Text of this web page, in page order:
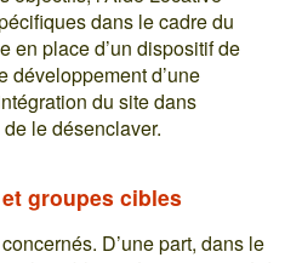
dans le cadre du
en place d’un dispositif de
développement d’une
du site dans
le désenclaver.
groupes cibles
D’une part, dans le